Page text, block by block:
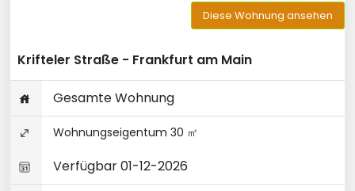
Diese Wohnung ansehen
Krifteler Straße - Frankfurt am Main
Gesamte Wohnung
Wohnungseigentum 30 ㎡
Verfügbar 01-12-2026